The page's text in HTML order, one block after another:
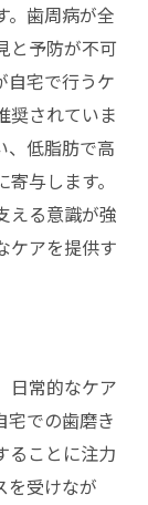
。歯周病が全
と予防が不可
自宅で行うケ
奨されていま
、低脂肪で高
与します。
える意識が強
ケアを提供す
日常的なケア
宅での歯磨き
ることに注力
を受けなが